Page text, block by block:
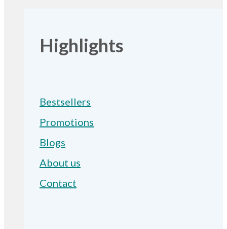
Highlights
Bestsellers
Promotions
Blogs
About us
Contact